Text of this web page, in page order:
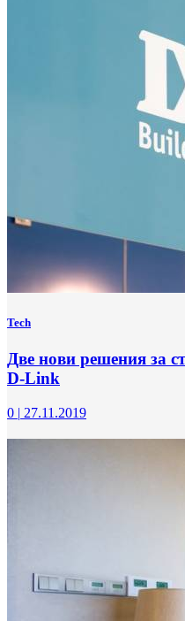
Tech
Две нови решения за
D-Link
0 | 27.11.2019